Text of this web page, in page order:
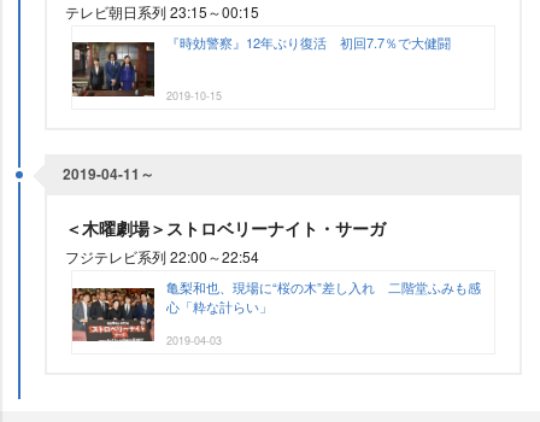
テレビ朝日系列 23:15～00:15
『時効警察』12年ぶり復活 初回7.7％で大健闘
2019-10-15
2019-04-11～
＜木曜劇場＞ストロベリーナイト・サーガ
フジテレビ系列 22:00～22:54
亀梨和也、現場に“桜の木”差し入れ 二階堂ふみも感
心「粋な計らい」
2019-04-03